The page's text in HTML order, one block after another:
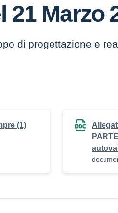
21 Marzo
di progettazione e
(1)